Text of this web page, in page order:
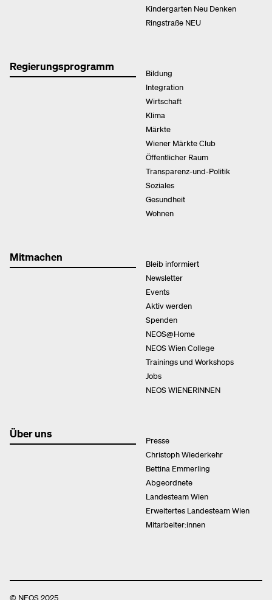
Kindergarten Neu Denken
Ringstraße NEU
Regierungsprogramm
Bildung
Integration
Wirtschaft
Klima
Märkte
Wiener Märkte Club
Öffentlicher Raum
Transparenz-und-Politik
Soziales
Gesundheit
Wohnen
Mitmachen
Bleib informiert
Newsletter
Events
Aktiv werden
Spenden
NEOS@Home
NEOS Wien College
Trainings und Workshops
Jobs
NEOS WIENERINNEN
Über uns
Presse
Christoph Wiederkehr
Bettina Emmerling
Abgeordnete
Landesteam Wien
Erweitertes Landesteam Wien
Mitarbeiter:innen
© NEOS 2025